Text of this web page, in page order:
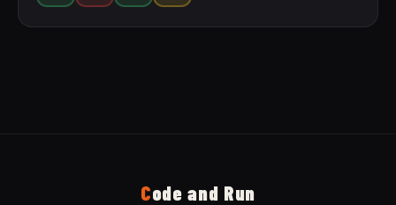
Code and Run